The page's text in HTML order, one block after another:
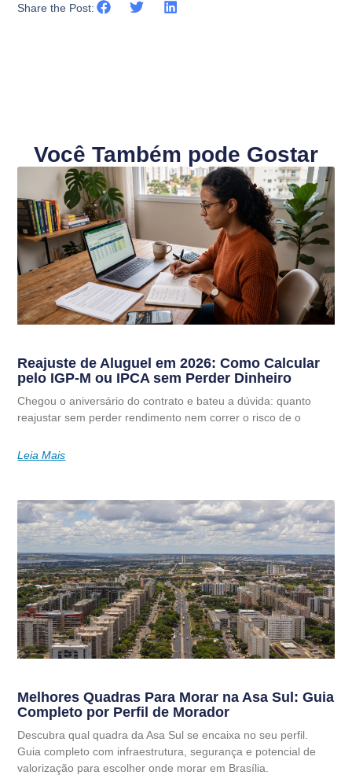
Share the Post:
Você Também pode Gostar
Reajuste de Aluguel em 2026: Como Calcular
pelo IGP-M ou IPCA sem Perder Dinheiro
Chegou o aniversário do contrato e bateu a dúvida: quanto
reajustar sem perder rendimento nem correr o risco de o
Leia Mais
Melhores Quadras Para Morar na Asa Sul: Guia
Completo por Perfil de Morador
Descubra qual quadra da Asa Sul se encaixa no seu perfil.
Guia completo com infraestrutura, segurança e potencial de
valorização para escolher onde morar em Brasília.